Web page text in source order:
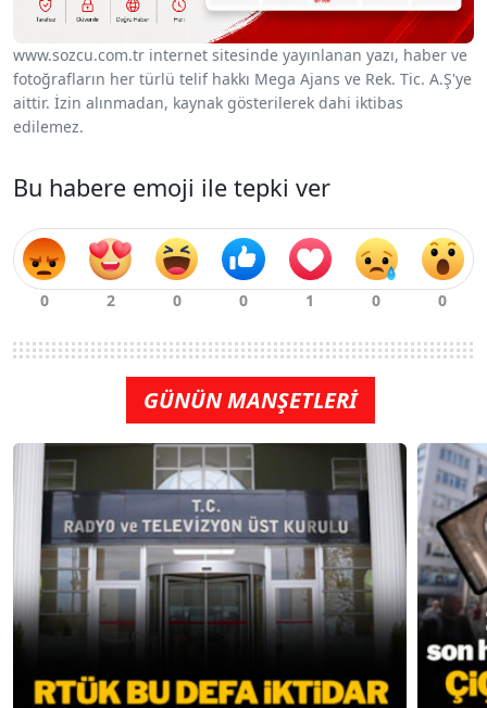
www.sozcu.com.tr internet sitesinde yayınlanan yazı, haber ve
fotoğrafların her türlü telif hakkı Mega Ajans ve Rek. Tic. A.Ş'ye
aittir. İzin alınmadan, kaynak gösterilerek dahi iktibas
edilemez.
Bu habere emoji ile tepki ver
GÜNÜN MANŞETLERİ